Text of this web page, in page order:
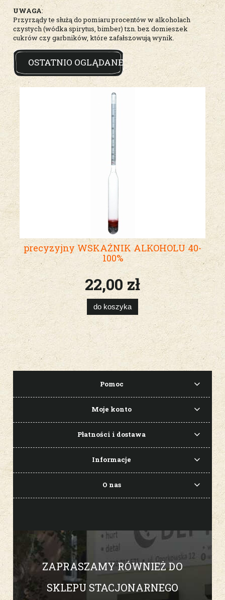
UWAGA:
Przyrządy te służą do pomiaru procentów w alkoholach
czystych (wódka spirytus, bimber) tzn. bez domieszek
cukrów czy garbników, które zafałszowują wynik.
OSTATNIO OGLĄDANE
precyzyjny WSKAŹNIK ALKOHOLU 40-
100%
22,00 zł
do koszyka
Pomoc
Moje konto
Płatności i dostawa
Informacje
O nas
ZAPRASZAMY RÓWNIEŻ DO
SKLEPU STACJONARNEGO